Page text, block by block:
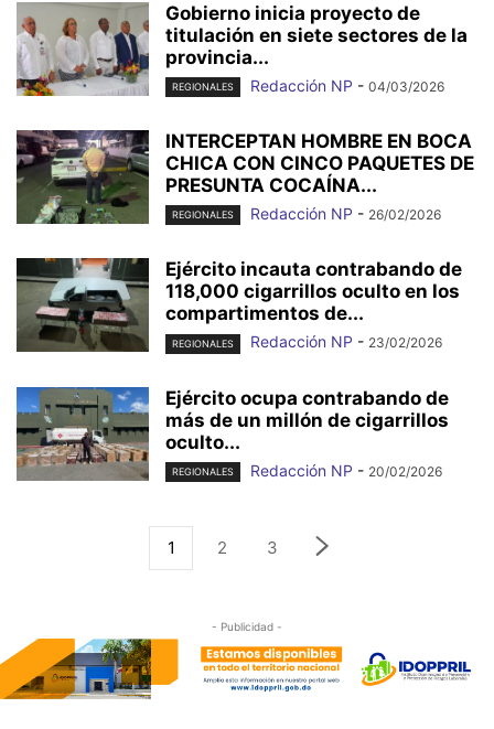
Gobierno inicia proyecto de
titulación en siete sectores de la
provincia...
REGIONALES Redacción NP - 04/03/2026
INTERCEPTAN HOMBRE EN BOCA
CHICA CON CINCO PAQUETES DE
PRESUNTA COCAÍNA...
REGIONALES Redacción NP - 26/02/2026
Ejército incauta contrabando de
118,000 cigarrillos oculto en los
compartimentos de...
REGIONALES Redacción NP - 23/02/2026
Ejército ocupa contrabando de
más de un millón de cigarrillos
oculto...
REGIONALES Redacción NP - 20/02/2026
1 2 3
- Publicidad -